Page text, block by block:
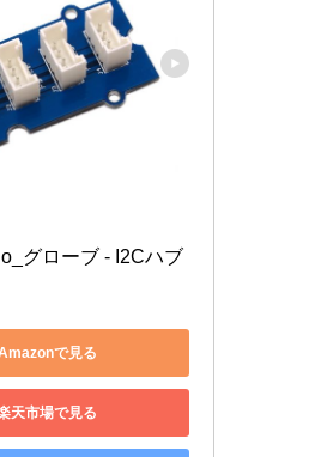
グローブ - I2Cハブ
で見る
天市場で見る